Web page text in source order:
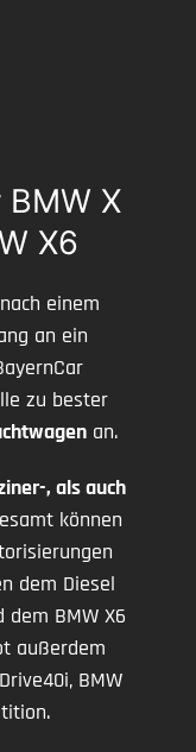
X
X6
einem
an ein
zu bester
an.
, als auch
können
dem Diesel
dem BMW X6
außerdem
BMW